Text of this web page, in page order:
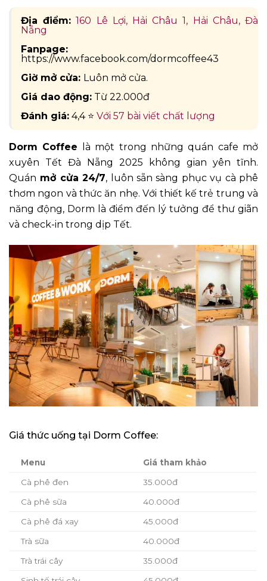
Địa điểm: 160 Lê Lợi, Hải Châu 1, Hải Châu, Đà
Nẵng
Fanpage:
https://www.facebook.com/dormcoffee43
Giờ mở cửa: Luôn mở cửa.
Giá dao động: Từ 22.000đ
Đánh giá: 4,4 ⭐ Với 57 bài viết chất lượng
Dorm Coffee là một trong những quán cafe mở
xuyên Tết Đà Nẵng 2025 không gian yên tĩnh.
Quán mở cửa 24/7, luôn sẵn sàng phục vụ cà phê
thơm ngon và thức ăn nhẹ. Với thiết kế trẻ trung và
năng động, Dorm là điểm đến lý tưởng để thư giãn
và check-in trong dịp Tết.
Giá thức uống tại Dorm Coffee:
Menu Giá tham khảo
Cà phê đen 35.000đ
Cà phê sữa 40.000đ
Cà phê đá xay 45.000đ
Trà sữa 40.000đ
Trà trái cây 35.000đ